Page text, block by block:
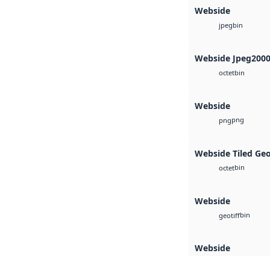
Webside
jpegbin
Webside Jpeg2000
octetbin
Webside
pngpng
Webside Tiled
octetbin
Webside
geotiffbin
Webside